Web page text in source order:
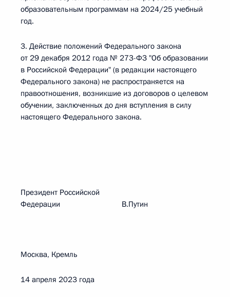
образовательным программам на 2024/25 учебный
год.
3. Действие положений Федерального закона
от 29 декабря 2012 года № 273-ФЗ "Об образовании
в Российской Федерации" (в редакции настоящего
Федерального закона) не распространяется на
правоотношения, возникшие из договоров о целевом
обучении, заключенных до дня вступления в силу
настоящего Федерального закона.
Президент Российской
Федерации В.Путин
Москва, Кремль
14 апреля 2023 года